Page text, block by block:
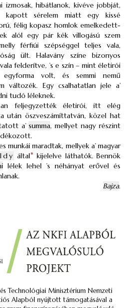
hibátlanok, kivéve jobbját,
kapott sérelem miatt egy kissé
félig kopasz homlok emelkedett-
alól egy pár kék villogású szem
férfiúi szépséggel teljes vala,
ült. Halavány színe bizonyos
felderítve, ’s e szín – mint életirói
volt, és semmi nemű
változék. Egy csalhatatlan jele a’
tudó léleknek.
feljegyzették életirói, itt elég
után öszveszámíttatván, közel hat
a’summa, mellyet nagy részint
munkái maradtak, mellyek a’ magyar
által*
kijelelve láthatók. Bennök
lélek lehel ’s néhányat erővel és
Bajza.
Technológiai Minisztérium Nemzeti
Alapból nyújtott támogatásával a